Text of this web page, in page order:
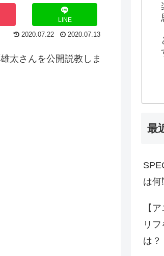
LINE
2020.07.22 2020.07.13
太さんを公開説教しま
最
は何
【
リ
は？